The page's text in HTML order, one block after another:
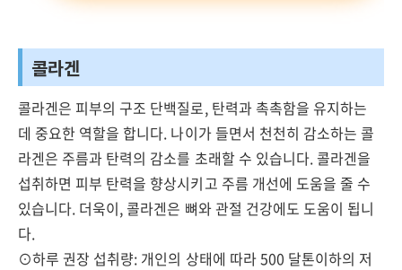
콜라겐
콜라겐은 피부의 구조 단백질로, 탄력과 촉촉함을 유지하는
데 중요한 역할을 합니다. 나이가 들면서 천천히 감소하는 콜
라겐은 주름과 탄력의 감소를 초래할 수 있습니다. 콜라겐을
섭취하면 피부 탄력을 향상시키고 주름 개선에 도움을 줄 수
있습니다. 더욱이, 콜라겐은 뼈와 관절 건강에도 도움이 됩니
다.
⊙하루 권장 섭취량: 개인의 상태에 따라 500 달톤이하의 저